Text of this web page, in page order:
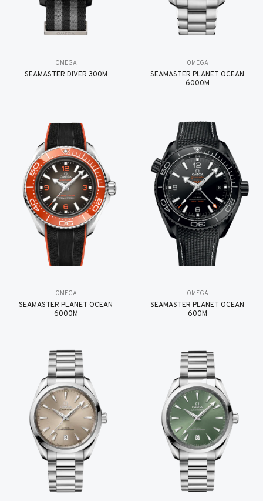
OMEGA
SEAMASTER DIVER 300M
OMEGA
SEAMASTER PLANET OCEAN
6000M
OMEGA
SEAMASTER PLANET OCEAN
6000M
OMEGA
SEAMASTER PLANET OCEAN
600M